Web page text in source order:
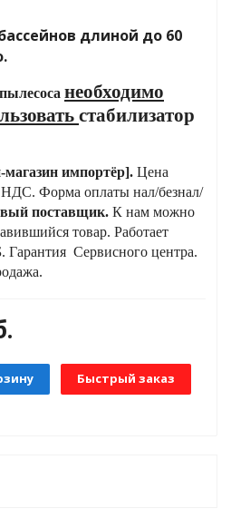
длиной до 60
необходимо
стабилизатор
магазин импортёр]. Цена
Форма оплаты нал/безнал/
поставщик. К нам можно
товар. Работает
Гарантия Сервисного центра.
Быстрый заказ